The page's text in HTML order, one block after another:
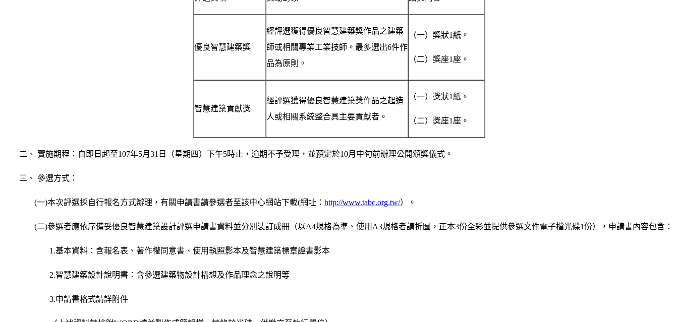
優良智慧建築獎
經評選獲得優良智慧建築獎作品之建築
師或相關專業工業技師。最多選出6件作
品為原則。
（一）獎狀1紙。
（二）獎座1座。
智慧建築貢獻獎
經評選獲得優良智慧建築獎作品之起造
人或相關系統整合具主要貢獻者。
（一）獎狀1紙。
（二）獎座1座。
二、 實施期程：自即日起至107年5月31日（星期四）下午5時止，逾期不予受理，並預定於10月中旬前辦理公開頒獎儀式。
三、 參選方式：
(一)本次評選採自行報名方式辦理，有關申請書請參選者至該中心網站下載(網址： http://www.tabc.org.tw/）。
(二)參選者應依序備妥優良智慧建築設計評選申請書資料並分別裝訂成冊（以A4規格為準、使用A3規格者請折圖，正本3份全彩並提供參選文件電子檔光碟1份），申請書內容包含：
1.基本資料：含報名表、著作權同意書、使用執照影本及智慧建築標章證書影本
2.智慧建築設計說明書：含參選建築物設計構想及作品理念之說明等
3.申請書格式請詳附件